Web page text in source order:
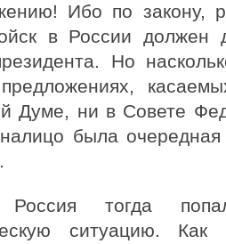
Ибо по закону,
в России должен
Но
предложениях,
Думе, ни в Совете
была
тогда
ситуацию.